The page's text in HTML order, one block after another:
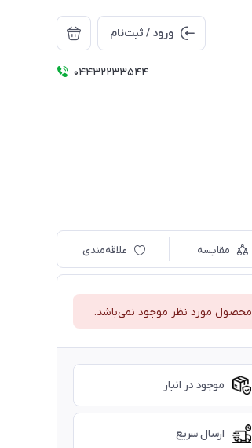
ورود / ثبت‌نام
04432233544
مقایسه علاقه‌مندی
محصول مورد نظر موجود نمی‌باشد.
موجود در انبار
ارسال سریع